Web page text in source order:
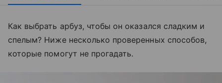
Как выбрать арбуз, чтобы он оказался сладким и
спелым? Ниже несколько проверенных способов,
которые помогут не прогадать.